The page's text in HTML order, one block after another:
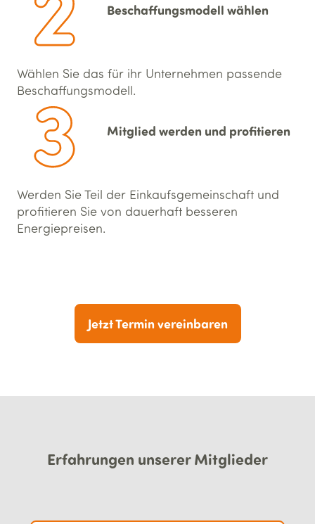
Beschaffungs­modell wählen
Wählen Sie das für ihr Unternehmen passende
Beschaffungs­modell.
Mitglied werden und profitieren
Werden Sie Teil der Einkaufsgemeinschaft und
profitieren Sie von dauerhaft besseren
Energiepreisen.
Jetzt Termin vereinbaren
Erfahrungen unserer Mitglieder